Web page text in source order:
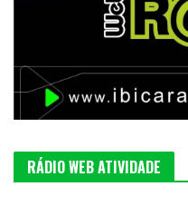
RÁDIO WEB ATIVIDADE